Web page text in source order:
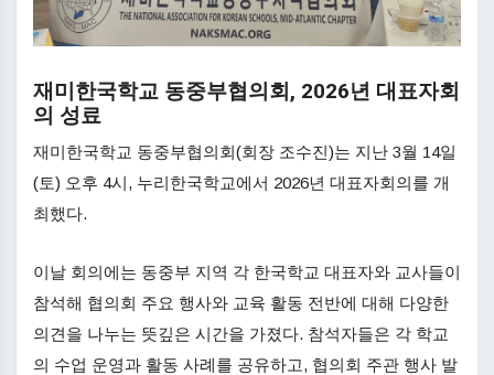
재미한국학교 동중부협의회, 2026년 대표자회
의 성료
재미한국학교 동중부협의회(회장 조수진)는 지난 3월 14일
(토) 오후 4시, 누리한국학교에서 2026년 대표자회의를 개
최했다.
이날 회의에는 동중부 지역 각 한국학교 대표자와 교사들이
참석해 협의회 주요 행사와 교육 활동 전반에 대해 다양한
의견을 나누는 뜻깊은 시간을 가졌다. 참석자들은 각 학교
의 수업 운영과 활동 사례를 공유하고, 협의회 주관 행사 발